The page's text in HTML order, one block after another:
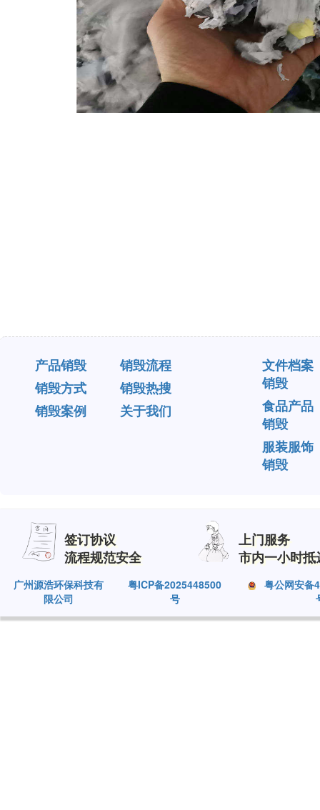
产品销毁
销毁流程
销毁方式
销毁热搜
销毁案例
关于我们
文件档案
销毁
食品产品
销毁
服装服饰
销毁
签订协议
流程规范安全
上门服务
市内一小时抵
广州源浩环保科技有
限公司
粤ICP备2025448500
号
粤公网安备